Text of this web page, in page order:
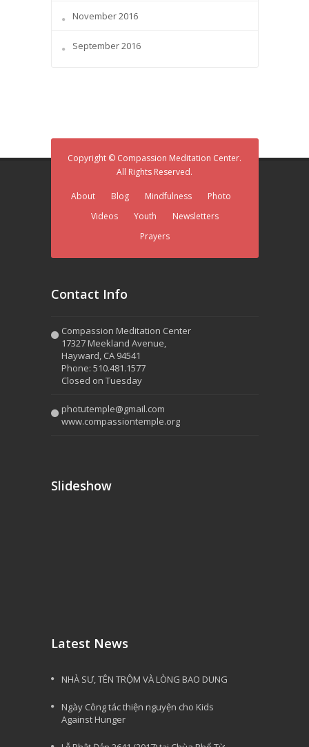
November 2016
September 2016
Copyright © Compassion Meditation Center.
All Rights Reserved.
About Blog Mindfulness
Photo
Videos
Youth
Newsletters
Prayers
Contact Info
Compassion Meditation Center
17327 Meekland Avenue,
Hayward, CA 94541
Phone: 510.481.1577
Closed on Tuesday
photutemple@gmail.com
www.compassiontemple.org
Slideshow
Latest News
NHÀ SƯ, TÊN TRỘM VÀ LÒNG BAO DUNG
Ngày Công tác thiện nguyện cho Kids
Against Hunger